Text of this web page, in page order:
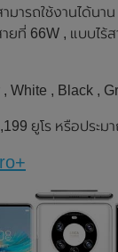
มารถใช้งานได้นาน
ยที่ 66W , แบบไร้
White , Black ,
ยูโร หรือประม